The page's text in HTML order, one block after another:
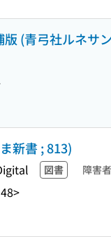
(青弓社ルネサ
新書 ; 813)
図書 障害